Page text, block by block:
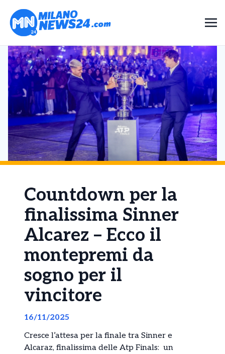
Countdown per la
finalissima Sinner
Alcarez – Ecco il
montepremi da
sogno per il
vincitore
16/11/2025
Cresce l’attesa per la finale tra Sinner e
Alcaraz, finalissima delle Atp Finals: un